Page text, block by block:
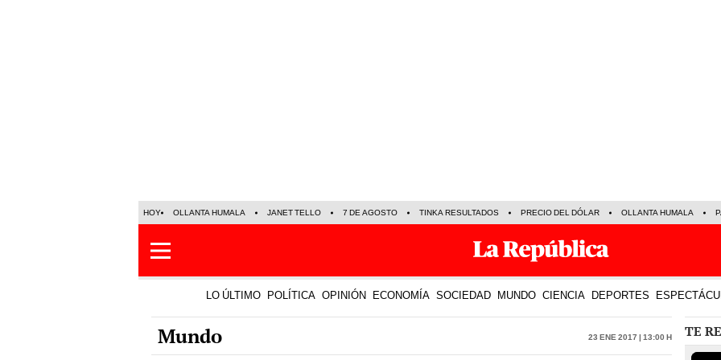
HOY OLLANTA HUMALA JANET TELLO 7 DE AGOSTO TINKA RESULTADOS PRECIO DEL DÓLAR OLLANTA HUMALA
LO ÚLTIMO POLÍTICA OPINIÓN ECONOMÍA SOCIEDAD MUNDO CIENCIA DEPORTES
Mundo 23 Ene 2017 | 13:00 h TE